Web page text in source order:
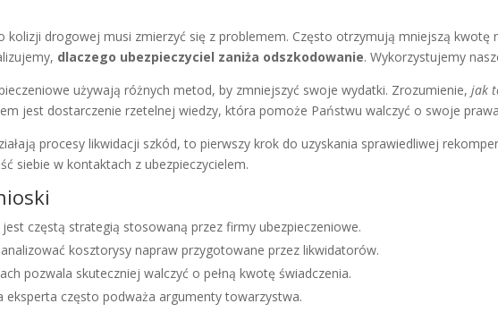
kolizji drogowej musi zmierzyć się z problemem. Często otrzymują mniejszą kwotę
dlaczego ubezpieczyciel zaniża odszkodowanie. Wykorzystujemy
używają różnych metod, by zmniejszyć swoje wydatki. Zrozumienie,jak
jest dostarczenie rzetelnej wiedzy, która pomoże Państwu walczyć o swoje
procesy likwidacji szkód, to pierwszy krok do uzyskania sprawiedliwej
siebie w kontaktach z ubezpieczycielem.
jest częstą strategią stosowaną przez firmy ubezpieczeniowe.
kosztorysy napraw przygotowane przez likwidatorów.
pozwala skuteczniej walczyć o pełną kwotę świadczenia.
eksperta często podważa argumenty towarzystwa.